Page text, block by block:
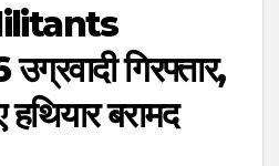
गिरफ्तार,
हथियार बरामद